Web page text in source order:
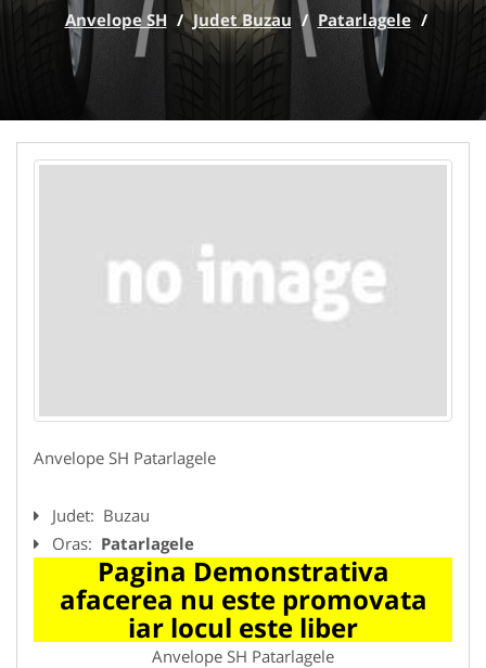
Anvelope SH / Judet Buzau / Patarlagele /
Anvelope SH Patarlagele
Judet: Buzau
Oras: Patarlagele
Pagina Demonstrativa
afacerea nu este promovata
iar locul este liber
Anvelope SH Patarlagele